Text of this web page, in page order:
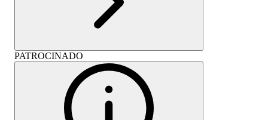
PATROCINADO